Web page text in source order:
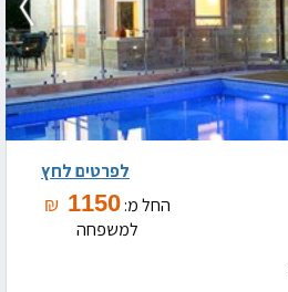
החל מ:1150
₪
למשפחה
לפרטים לחץ